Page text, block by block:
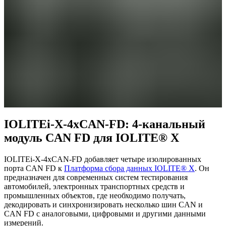
IOLITEi-X-4xCAN-FD: 4-канальный
модуль CAN FD для IOLITE® X
IOLITEi-X-4xCAN-FD добавляет четыре изолированных
порта CAN FD к Платформа сбора данных IOLITE® X. Он
предназначен для современных систем тестирования
автомобилей, электронных транспортных средств и
промышленных объектов, где необходимо получать,
декодировать и синхронизировать несколько шин CAN и
CAN FD с аналоговыми, цифровыми и другими данными
измерений.